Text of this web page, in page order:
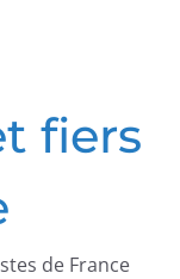
fiers
de France